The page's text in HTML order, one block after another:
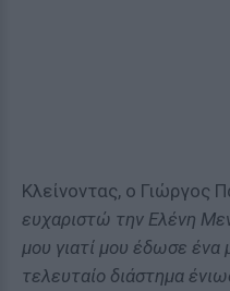
Κλείνοντας, ο Γιώργος
ευχαριστώ την Ελένη
μου γιατί μου έδωσε ένα
τελευταίο διάστημα